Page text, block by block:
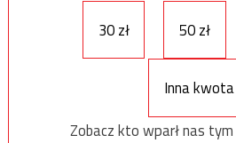
30 zł
50 zł
Inna kwota
Zobacz kto wparł nas tym